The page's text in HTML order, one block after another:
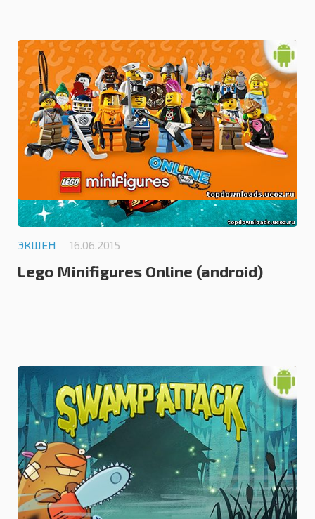
0.0
ЭКШЕН 16.06.2015
Lego Minifigures Online (android)
0.0